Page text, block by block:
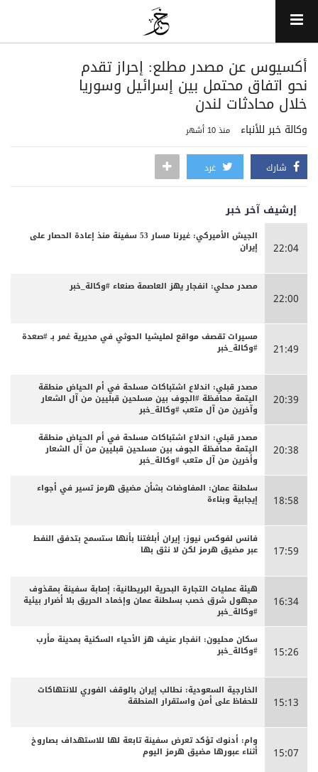
‏أكسيوس عن مصدر مطلع: إحراز تقدم
نحو اتفاق محتمل بين إسرائيل وسوريا
خلال محادثات لندن
وكالة خبر للأنباء منذ 10 أشهر
شارك غرد
إرشيف آخر خبر
22:04
الجيش الأميركي: غيرنا مسار 53 سفينة منذ إعادة الحصار على
إيران
22:00
مصدر محلي: انفجار يهز العاصمة صنعاء #وكالة_خبر
21:49
مسيرات تقصف مواقع لمليشيا الحوثي في مديرية غمر بـ #صعدة
#وكالة_خبر
20:39
مصدر قبلي: اندلاع اشتباكات مسلحة في أم الحياض منطقة
اليتمة محافظة #الجوف بين مسلحين قبليين من آل الشعار
وآخرين من آل متعب #وكالة_خبر
20:38
مصدر قبلي: اندلاع اشتباكات مسلحة في أم الحياض منطقة
اليتمة محافظة الجوف بين مسلحين قبليين من آل الشعار
وأخرين من آل متعب #وكالة_خبر
18:58
سلطنة عمان: المفاوضات بشأن مضيق هرمز تسير في أجواء
إيجابية وبناءة
17:59
فانس لفوكس نيوز: إيران أبلغتنا بأنها ستسمح بتدفق النفط
عبر مضيق هرمز لكن لا نثق بها
16:34
هيئة عمليات التجارة البحرية البريطانية: إصابة سفينة بمقذوف
مجهول شرق خصب بسلطنة عمان وإخماد الحريق بلا أضرار بيئية
#وكالة_خبر
15:26
سكان محليون: انفجار عنيف هز الأحياء السكنية بمدينة مأرب
#وكالة_خبر
15:13
الخارجية السعودية: نطالب إيران بالوقف الفوري للانتهاكات
للحفاظ على أمن واستقرار المنطقة
15:07
وام: أدنوك تؤكد تعرض سفينة تابعة لها للاستهداف بصاروخ
أثناء عبورها مضيق هرمز اليوم